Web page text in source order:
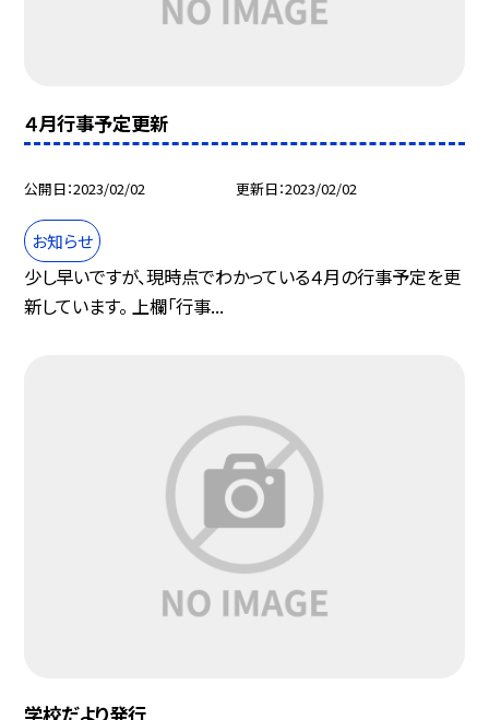
４月行事予定更新
公開日 2023/02/02 更新日 2023/02/02
お知らせ
少し早いですが、現時点でわかっている４月の行事予定を更
新しています。 上欄「行事...
学校だより発行